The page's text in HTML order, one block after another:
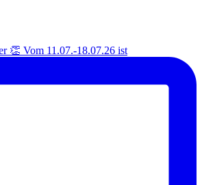
👏 Vom 11.07.-18.07.26 ist